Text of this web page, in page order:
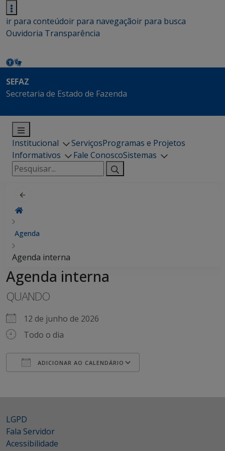
ir para conteúdoir para navegaçãoir para busca
Ouvidoria Transparência
SEFAZ
Secretaria de Estado de Fazenda
Institucional ServiçosProgramas e Projetos
Informativos
Fale ConoscoSistemas
Pesquisar
por:
Agenda
Agenda interna
Agenda interna
QUANDO
12 de junho de 2026
Todo o dia
ADICIONAR AO CALENDÁRIO
LGPD
Fala Servidor
Acessibilidade